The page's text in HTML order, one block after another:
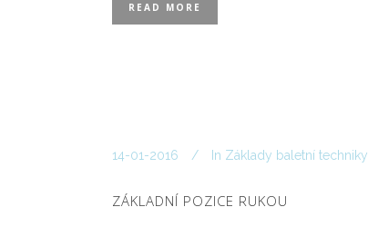
READ MORE
14-01-2016 In Základy baletní techniky
ZÁKLADNÍ POZICE RUKOU